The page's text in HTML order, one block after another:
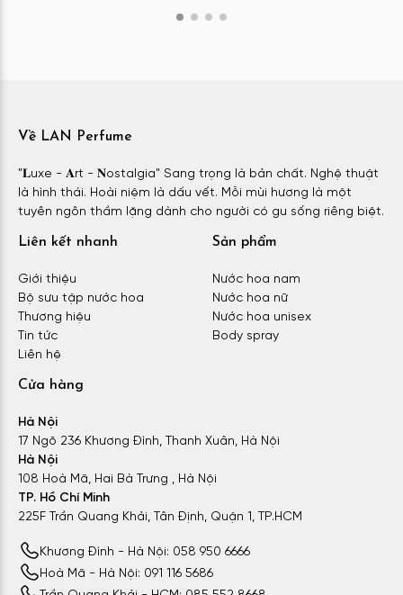
Về LAN Perfume
"𝐋uxe - 𝐀rt - 𝐍ostalgia" Sang trọng là bản chất. Nghệ thuật
là hình thái. Hoài niệm là dấu vết. Mỗi mùi hương là một
tuyên ngôn thầm lặng dành cho người có gu sống riêng biệt.
Liên kết nhanh
Giới thiệu
Bộ sưu tập nước hoa
Thương hiệu
Tin tức
Liên hệ
Sản phẩm
Nước hoa nam
Nước hoa nữ
Nước hoa unisex
Body spray
Cửa hàng
Hà Nội
17 Ngõ 236 Khương Đình, Thanh Xuân, Hà Nội
Hà Nội
108 Hoà Mã, Hai Bà Trưng , Hà Nội
TP. Hồ Chí Minh
225F Trần Quang Khải, Tân Định, Quận 1, TP.HCM
Khương Đình - Hà Nội: 058 950 6666
Hoà Mã - Hà Nội: 091 116 5686